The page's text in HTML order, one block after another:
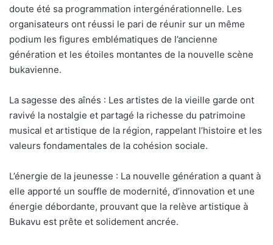
doute été sa programmation intergénérationnelle. Les
organisateurs ont réussi le pari de réunir sur un même
podium les figures emblématiques de l’ancienne
génération et les étoiles montantes de la nouvelle scène
bukavienne.
La sagesse des aînés : Les artistes de la vieille garde ont
ravivé la nostalgie et partagé la richesse du patrimoine
musical et artistique de la région, rappelant l’histoire et les
valeurs fondamentales de la cohésion sociale.
L’énergie de la jeunesse : La nouvelle génération a quant à
elle apporté un souffle de modernité, d’innovation et une
énergie débordante, prouvant que la relève artistique à
Bukavu est prête et solidement ancrée.